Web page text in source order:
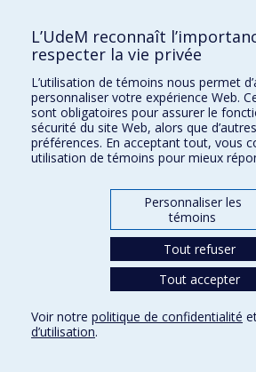
Plan du site
Accessibilité
Gabarits et image de marque
Agenda FMV & calendrier académique
La Faculté de médecine vétérinaire de
l'agrément completde l'AVMAet est membre de
Conditions d’utilisation
L’UdeM reconnaît
respecter la vie privée
L’utilisation de témoins nous permet
personnaliser votre expérience Web.
sont obligatoires pour assurer le
sécurité du site Web, alors que
préférences. En acceptant tout, vous
utilisation de témoins pour mieux
Personnaliser les
témoins
Tout refuser
Tout accepter
Voir notre politique de confidentialité
d’utilisation.